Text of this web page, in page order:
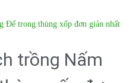
trồng Nấm